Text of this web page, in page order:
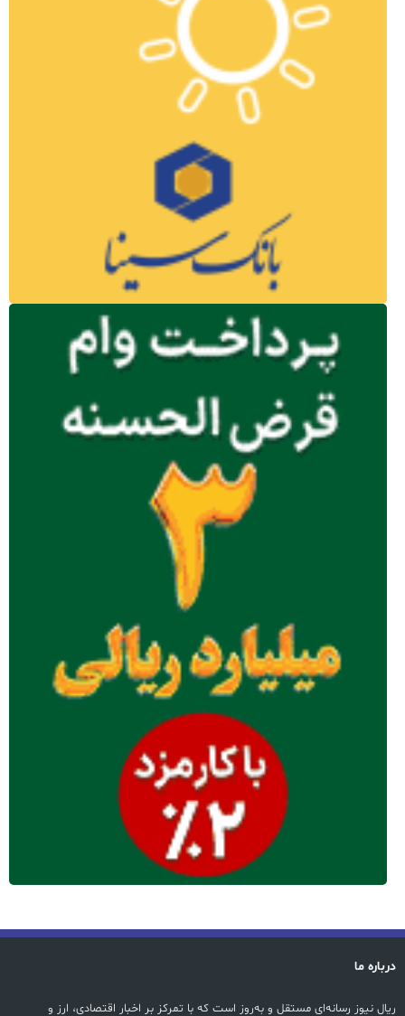
درباره ما
ریال نیوز رسانه‌ای مستقل و به‌روز است که با تمرکز بر اخبار اقتصادی، ارز و